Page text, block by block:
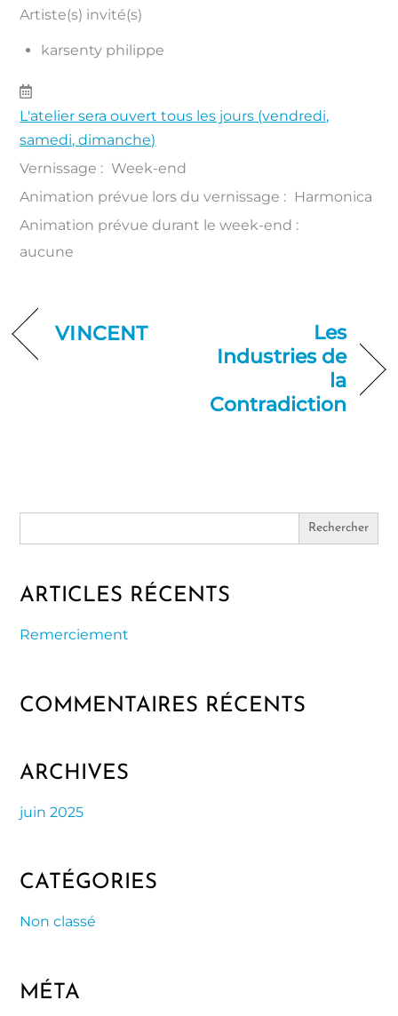
Artiste(s) invité(s)
karsenty philippe
L'atelier sera ouvert tous les jours (vendredi,
samedi, dimanche)
Vernissage : Week-end
Animation prévue lors du vernissage : Harmonica
Animation prévue durant le week-end :
aucune
VINCENT
Les
Industries de
la
Contradiction
Search
ARTICLES RÉCENTS
Remerciement
COMMENTAIRES RÉCENTS
ARCHIVES
juin 2025
CATÉGORIES
Non classé
MÉTA